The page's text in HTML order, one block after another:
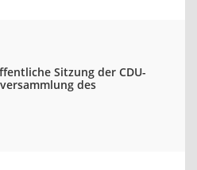
Sitzung der CDU-
des